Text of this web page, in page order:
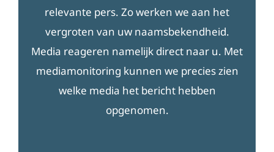
relevante pers. Zo werken we aan het
vergroten van uw naamsbekendheid.
Media reageren namelijk direct naar u. Met
mediamonitoring kunnen we precies zien
welke media het bericht hebben
opgenomen.